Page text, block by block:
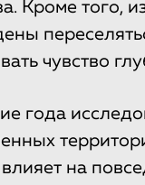
Кроме того,
чувство
года
на